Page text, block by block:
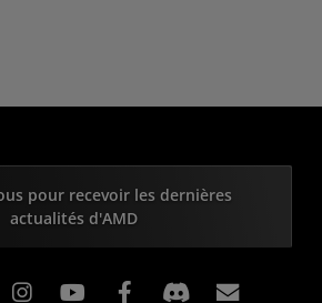
pour recevoir les dernières
actualités d'AMD
Instagram Facebook